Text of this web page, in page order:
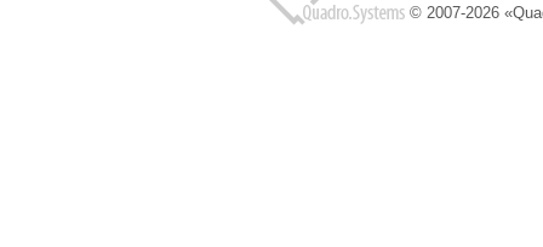
© 2007-2026